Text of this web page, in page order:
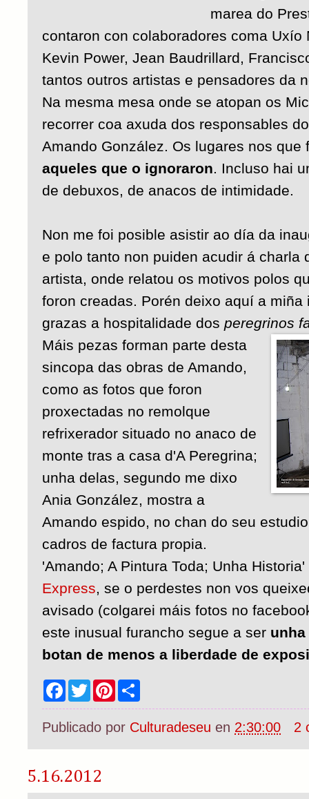
marea do
contaron con colaboradores coma
Kevin Power, Jean Baudrillard,
tantos outros artistas e pensadores da
Na mesma mesa onde se atopan os
recorrer coa axuda dos responsables
Amando González. Os lugares nos
aqueles que o ignoraron. Incluso hai
de debuxos, de anacos de intimidade.
Non me foi posible asistir ao día da
e polo tanto non puiden acudir á charla
artista, onde relatou os motivos polos
foron creadas. Porén deixo aquí a
grazas a hospitalidade dos peregrinos
Máis pezas forman parte desta
sincopa das obras de Amando,
como as fotos que foron
proxectadas no remolque
refrixerador situado no anaco de
monte tras a casa d'A Peregrina;
unha delas, segundo me dixo
Ania González, mostra a
Amando espido, no chan do seu
cadros de factura propia.
'Amando; A Pintura Toda; Unha
Express, se o perdestes non vos
avisado (colgarei máis fotos no
este inusual furancho segue a ser
botan de menos a liberdade de
F
c
b
o
T
w
i
t
r
P
n
e
e
a
e
Publicado por Culturadeseu en 2:30:00 2
5.16.2012